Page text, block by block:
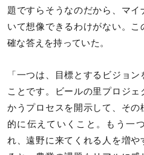
題ですらそうなのだから、マ
いて想像できるわけがない。
確な答えを持っていた。
「一つは、目標とするビジョ
ことです。ビールの里プロジ
かうプロセスを開示して、そ
的に伝えていくこと。もう一
れ、遠野に来てくれる人を増